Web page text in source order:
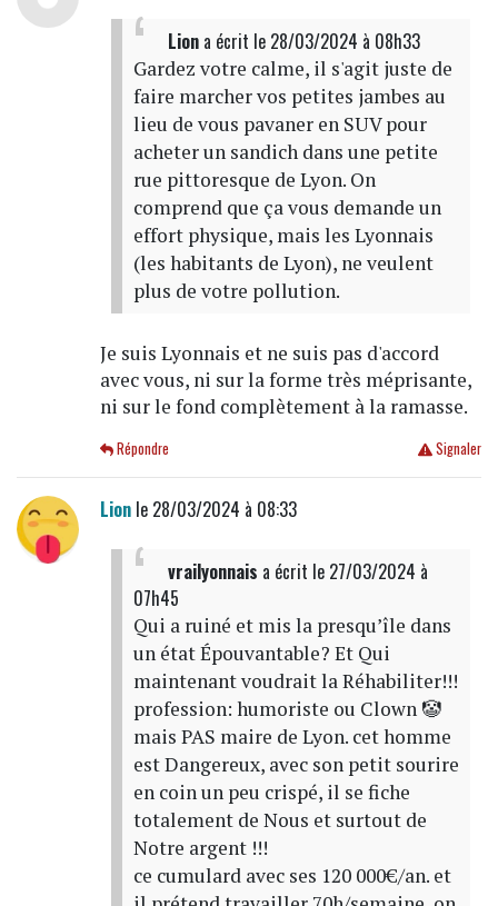
Liona écrit le 28/03/2024 à 08h33
Gardez votre calme, il s'agit juste de
faire marcher vos petites jambes au
lieu de vous pavaner en SUV pour
acheter un sandich dans une petite
rue pittoresque de Lyon. On
comprend que ça vous demande un
effort physique, mais les Lyonnais
(les habitants de Lyon), ne veulent
plus de votre pollution.
Je suis Lyonnais et ne suis pas d'accord
avec vous, ni sur la forme très méprisante,
ni sur le fond complètement à la ramasse.
Signaler
Répondre
Lionle 28/03/2024 à 08:33
vrailyonnais a écrit le 27/03/2024 à
07h45
Qui a ruiné et mis la presqu’île dans
un état Épouvantable? Et Qui
maintenant voudrait la Réhabiliter!!!
profession: humoriste ou Clown 🤡
mais PAS maire de Lyon. cet homme
est Dangereux, avec son petit sourire
en coin un peu crispé, il se fiche
totalement de Nous et surtout de
Notre argent !!!
ce cumulard avec ses 120 000€/an. et